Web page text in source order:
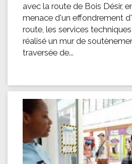
avec la route de Bois Désir,
menace d'un effondrement
route, les services
réalisé un mur de
traversée de...